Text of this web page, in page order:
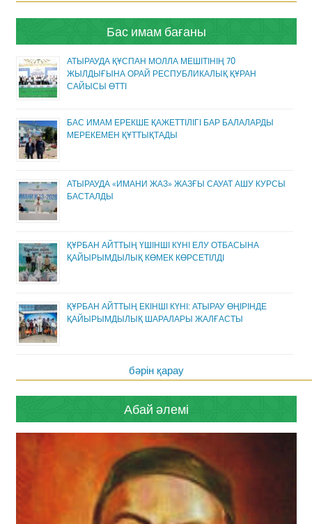
Бас имам бағаны
АТЫРАУДА ҚҰСПАН МОЛЛА МЕШІТІНІҢ 70
ЖЫЛДЫҒЫНА ОРАЙ РЕСПУБЛИКАЛЫҚ ҚҰРАН
САЙЫСЫ ӨТТІ
БАС ИМАМ ЕРЕКШЕ ҚАЖЕТТІЛІГІ БАР БАЛАЛАРДЫ
МЕРЕКЕМЕН ҚҰТТЫҚТАДЫ
АТЫРАУДА «ИМАНИ ЖАЗ» ЖАЗҒЫ САУАТ АШУ КУРСЫ
БАСТАЛДЫ
ҚҰРБАН АЙТТЫҢ ҮШІНШІ КҮНІ ЕЛУ ОТБАСЫНА
ҚАЙЫРЫМДЫЛЫҚ КӨМЕК КӨРСЕТІЛДІ
ҚҰРБАН АЙТТЫҢ ЕКІНШІ КҮНІ: АТЫРАУ ӨҢІРІНДЕ
ҚАЙЫРЫМДЫЛЫҚ ШАРАЛАРЫ ЖАЛҒАСТЫ
бәрін қарау
Абай әлемі